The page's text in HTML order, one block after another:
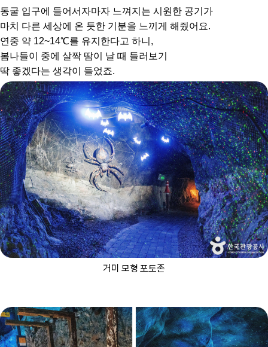
동굴 입구에 들어서자마자 느껴지는 시원한 공기가
마치 다른 세상에 온 듯한 기분을 느끼게 해줬어요.
연중 약 12~14℃를 유지한다고 하니,
봄나들이 중에 살짝 땀이 날 때 들러보기
딱 좋겠다는 생각이 들었죠.
거미 모형 포토존